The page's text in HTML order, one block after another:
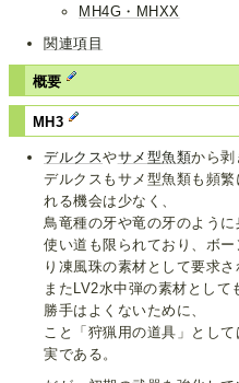
MH4G・MHXX
関連項目
概要
MH3
デルクスやサメ型魚類から剥
デルクスもサメ型魚類も頻
れる機会は少なく、
鳥竜種の牙や竜の牙のように
使い道も限られており、ボ
り凍風珠の素材として要求さ
またLV2水中弾の素材とし
勝手はよくないために、
こと「狩猟用の道具」とし
実である。